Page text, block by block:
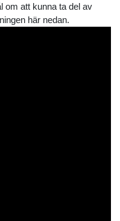
om att kunna ta del av
här nedan.